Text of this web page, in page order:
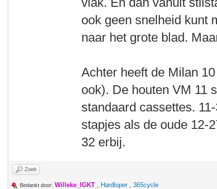
ook geen snelheid kunt
naar het grote blad.
Achter heeft de Milan
ook). De houten VM 11
standaard cassettes.
stapjes als de oude 12-
32 erbij.
Zoek
Bedankt door: Willeke_IGKT , Hardloper, 365cycle